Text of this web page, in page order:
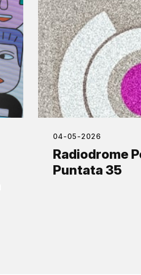
04-05-2026
Radiodrome
Puntata 35